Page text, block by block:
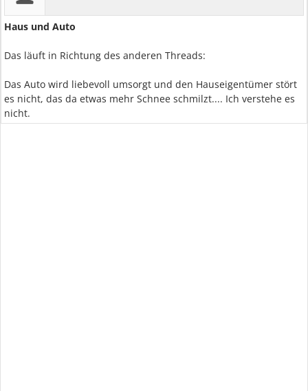
Haus und Auto
Das läuft in Richtung des anderen Threads:
Das Auto wird liebevoll umsorgt und den Hauseigentümer stört
es nicht, das da etwas mehr Schnee schmilzt.... Ich verstehe es
nicht.